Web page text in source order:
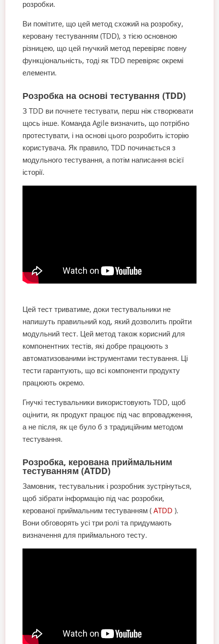
розробки.
Ви помітите, що цей метод схожий на розробку,
керовану тестуванням (TDD), з тією основною
різницею, що цей гнучкий метод перевіряє повну
функціональність, тоді як TDD перевіряє окремі
елементи.
Розробка на основі тестування (TDD)
З TDD ви почнете тестувати, перш ніж створювати
щось інше. Команда Agile визначить, що потрібно
протестувати, і на основі цього розробить історію
користувача. Як правило, TDD починається з
модульного тестування, а потім написання всієї
історії.
Цей тест триватиме, доки тестувальники не
напишуть правильний код, який дозволить пройти
модульний тест. Цей метод також корисний для
компонентних тестів, які добре працюють з
автоматизованими інструментами тестування. Ці
тести гарантують, що всі компоненти продукту
працюють окремо.
Гнучкі тестувальники використовують TDD, щоб
оцінити, як продукт працює під час впровадження,
а не після, як це було б з традиційним методом
тестування.
Розробка, керована приймальним
тестуванням (ATDD)
Замовник, тестувальник і розробник зустрінуться,
щоб зібрати інформацію під час розробки,
керованої приймальним тестуванням (ATDD ).
Вони обговорять усі три ролі та придумають
визначення для приймального тесту.